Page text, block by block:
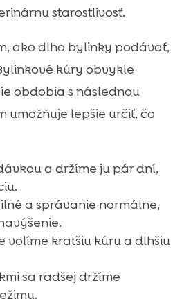
starostlivosť.
ako dlho bylinky podávať,
kúry obvykle
obdobia s následnou
umožňuje lepšie určiť, čo
a držíme ju pár dní,
a správanie normálne,
volíme kratšiu kúru a dlhšiu
sa radšej držíme